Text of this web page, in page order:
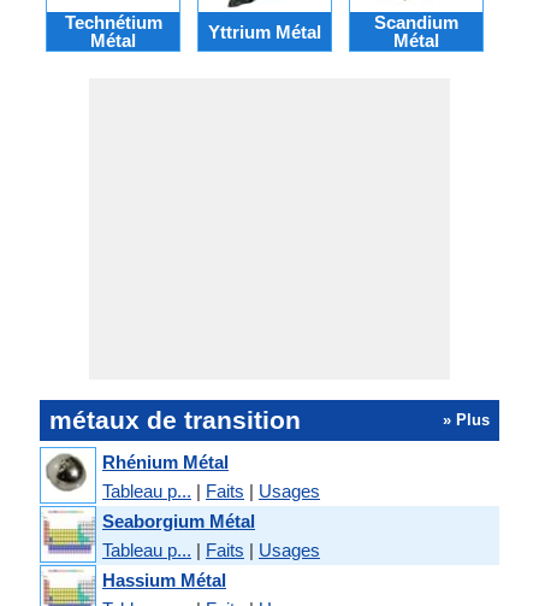
Technétium
Métal
Yttrium Métal
Scandium
Métal
métaux de transition » Plus
Rhénium Métal
Tableau p... | Faits | Usages
Seaborgium Métal
Tableau p... | Faits | Usages
Hassium Métal